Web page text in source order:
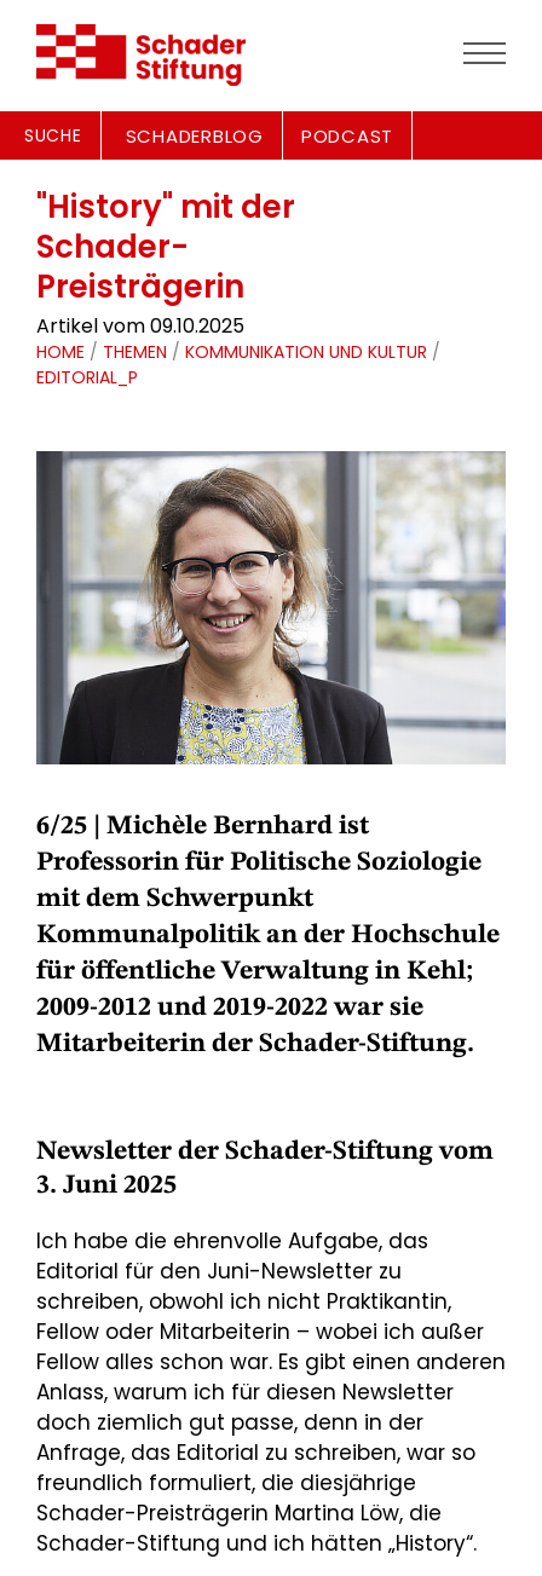
SUCHE SCHADERBLOG PODCAST
"History" mit der
Schader-
Preisträgerin
Artikel vom 09.10.2025
HOME / THEMEN / KOMMUNIKATION UND KULTUR /
EDITORIAL_P
6/25 | Michèle Bernhard ist
Professorin für Politische Soziologie
mit dem Schwerpunkt
Kommunalpolitik an der Hochschule
für öffentliche Verwaltung in Kehl;
2009-2012 und 2019-2022 war sie
Mitarbeiterin der Schader-Stiftung.
Newsletter der Schader-Stiftung vom
3. Juni 2025
Ich habe die ehrenvolle Aufgabe, das
Editorial für den Juni-Newsletter zu
schreiben, obwohl ich nicht Praktikantin,
Fellow oder Mitarbeiterin – wobei ich außer
Fellow alles schon war. Es gibt einen anderen
Anlass, warum ich für diesen Newsletter
doch ziemlich gut passe, denn in der
Anfrage, das Editorial zu schreiben, war so
freundlich formuliert, die diesjährige
Schader-Preisträgerin Martina Löw, die
Schader-Stiftung und ich hätten „History“.